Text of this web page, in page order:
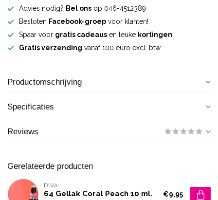
Advies nodig? Bel ons op 046-4512389
Besloten Facebook-groep voor klanten!
Spaar voor gratis cadeaus en leuke kortingen
Gratis verzending vanaf 100 euro excl. btw
Productomschrijving
Specificaties
Reviews
Gerelateerde producten
DIVA
64 Gellak Coral Peach 10 ml. €9,95